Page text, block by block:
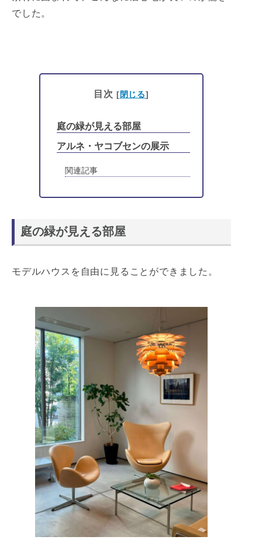
でした。
目次 [ 閉じる]
庭の緑が見える部屋
アルネ・ヤコブセンの展示
関連記事
庭の緑が見える部屋
モデルハウスを自由に見ることができました。